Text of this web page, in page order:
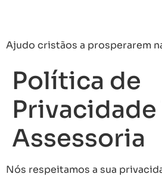
Ajudo cristãos a prosperarem
Política de
Assessoria
Nós respeitamos a sua